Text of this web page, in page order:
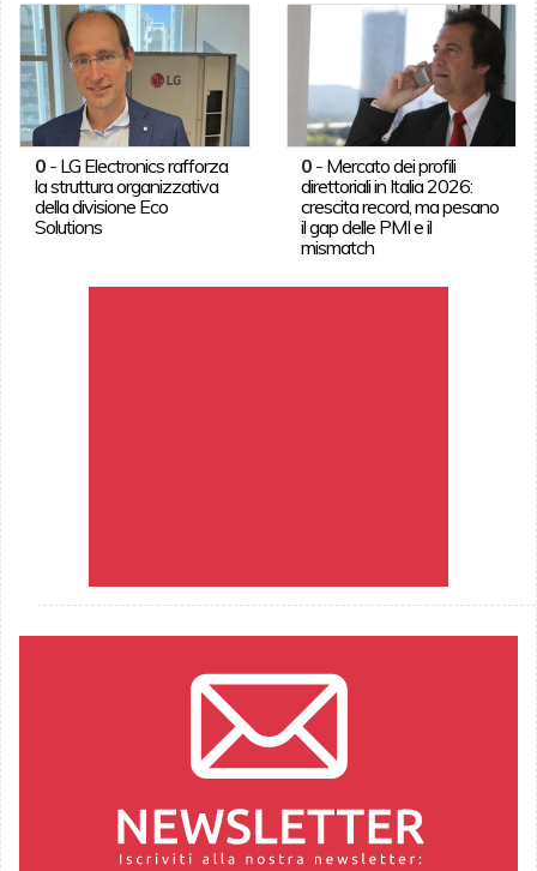
0- LG Electronics rafforza
la struttura organizzativa
della divisione Eco
Solutions
0 - Mercato dei profili
direttoriali in Italia 2026:
crescita record, ma pesano
il gap delle PMI e il
mismatch